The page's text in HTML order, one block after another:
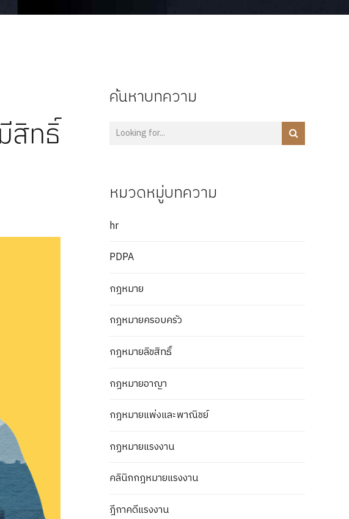
สิทธิ์
ค้นหาบทความ
หมวดหมู่บทความ
hr
PDPA
กฎหมาย
กฎหมายครอบครัว
กฎหมายลิขสิทธิ์
กฎหมายอาญา
กฎหมายแพ่งและพาณิชย์
กฏหมายแรงงาน
คลินิกกฎหมายแรงงาน
ฎีกาคดีแรงงาน